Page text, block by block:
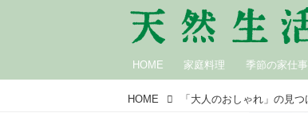
HOME 家庭料理 季節の家仕事
HOME